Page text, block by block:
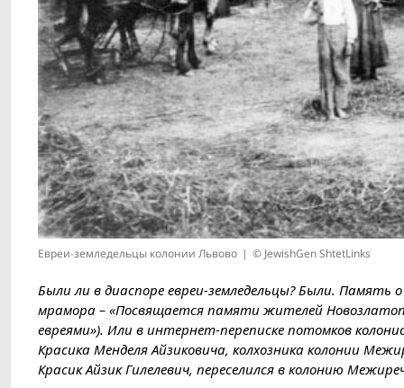
Евреи-земледельцы колонии Львово © JewishGen ShtetLinks
Были ли в диаспоре евреи-земледельцы? Были.
мрамора – «Посвящается памяти жителей
евреями»). Или в интернет-переписке потомков
Красика Менделя Айзиковича, колхозника колонии
Красик Айзик Гилелевич, переселился в колонию